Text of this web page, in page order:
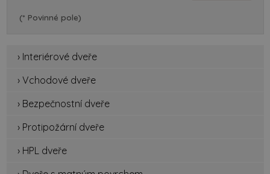
(* Povinné pole)
› Interiérové dveře
› Vchodové dveře
› Bezpečnostní dveře
› Protipožární dveře
› HPL dveře